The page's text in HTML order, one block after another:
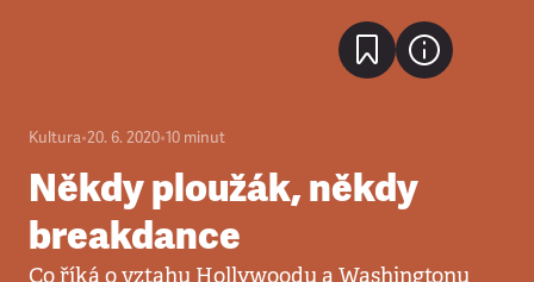
Kultura•20. 6. 2020•10 minut
Někdy ploužák, někdy
breakdance
Co říká o vztahu Hollywoodu a Washingtonu